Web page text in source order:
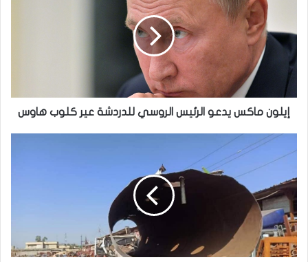
الروسي
للدردشة
عير
كلوب
هاوس
إيلون ماكس يدعو الرئيس الروسي للدردشة عير كلوب هاوس
مصرع
شخصين
وسقوط
جرحى
بإنفجار
صهريج
في
بابل